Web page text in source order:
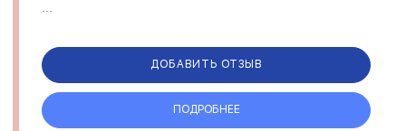
ДОБАВИТЬ ОТЗЫВ
ПОДРОБНЕЕ